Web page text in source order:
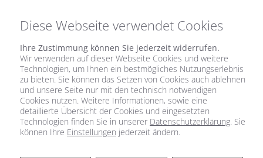
Diese Webseite verwendet Cookies
Ihre Zustimmung können Sie jederzeit widerrufen.
Wir verwenden auf dieser Webseite Cookies und weitere
Technologien, um Ihnen ein bestmögliches Nutzungserlebnis
zu bieten. Sie können das Setzen von Cookies auch ablehnen
und unsere Seite nur mit den technisch notwendigen
Cookies nutzen. Weitere Informationen, sowie eine
detaillierte Übersicht der Cookies und eingesetzten
Technologien finden Sie in unserer Datenschutzerklärung. Sie
können Ihre Einstellungen jederzeit ändern.